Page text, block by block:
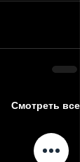
Смотреть все